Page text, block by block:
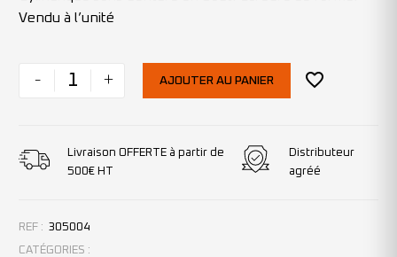
Vendu à l’unité
- + AJOUTER AU PANIER
Livraison OFFERTE à partir de
500€ HT
Distributeur
agréé
REF : 305004
CATÉGORIES :